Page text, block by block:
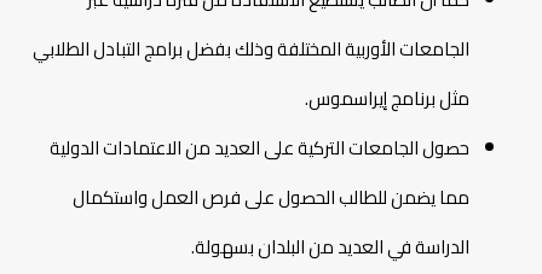
الجامعات الأوربية المختلفة وذلك بفضل برامج التبادل الطلابي
مثل برنامج إيراسموس.
حصول الجامعات التركية على العديد من الاعتمادات الدولية
مما يضمن للطالب الحصول على فرص العمل واستكمال
الدراسة في العديد من البلدان بسهولة.